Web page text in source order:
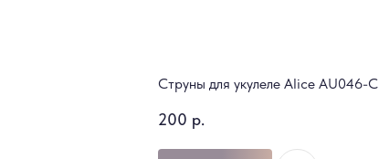
Струны для укулеле Alice AU046-C
200 р.